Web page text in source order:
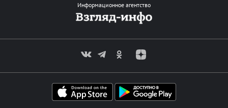
Информационное агентство